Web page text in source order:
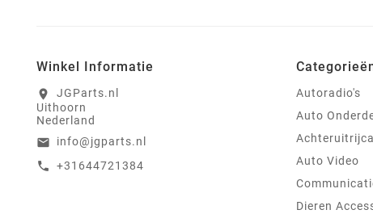
Winkel Informatie
location_on
JGParts.nl
Uithoorn
Nederland
email info@jgparts.nl
call +31644721384
Autoradio's
Auto
Auto Video
Dieren